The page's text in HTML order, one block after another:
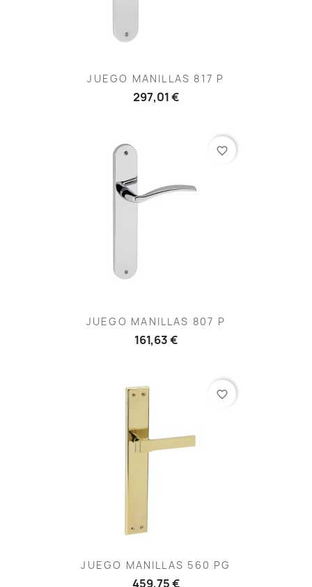
JUEGO MANILLAS 817 P
297,01 €
JUEGO MANILLAS 807 P
161,63 €
favorite_border
JUEGO MANILLAS 560 PG
459,75 €
favorite_border